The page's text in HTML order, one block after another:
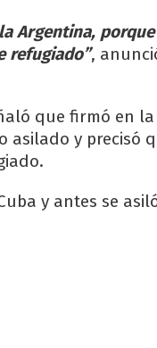
Argentina,
refugiado”,
que firmó en
asilado y precisó
y antes se